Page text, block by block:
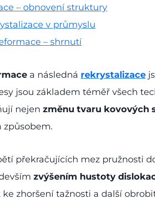
– obnovení struktury
v průmyslu
– shrnutí
a následná rekrystalizace
jsou základem téměř všech
nejen změnu tvaru kovových
překračujících mez pružnosti
zvýšením hustoty
zhoršení tažnosti a další